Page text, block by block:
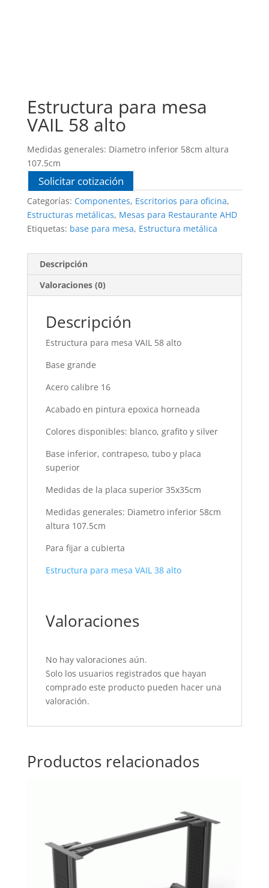
Estructura para mesa
VAIL 58 alto
Medidas generales: Diametro inferior 58cm altura
107.5cm
Solicitar cotización
Categorías: Componentes, Escritorios para oficina,
Estructuras metálicas, Mesas para Restaurante AHD
Etiquetas: base para mesa, Estructura metálica
Descripción
Valoraciones (0)
Descripción
Estructura para mesa VAIL 58 alto
Base grande
Acero calibre 16
Acabado en pintura epoxica horneada
Colores disponibles: blanco, grafito y silver
Base inferior, contrapeso, tubo y placa
superior
Medidas de la placa superior 35x35cm
Medidas generales: Diametro inferior 58cm
altura 107.5cm
Para fijar a cubierta
Estructura para mesa VAIL 38 alto
Valoraciones
No hay valoraciones aún.
Solo los usuarios registrados que hayan
comprado este producto pueden hacer una
valoración.
Productos relacionados